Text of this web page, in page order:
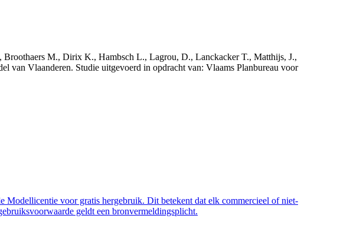
Broothaers M., Dirix K., Hambsch L., Lagrou, D., Lanckacker T., Matthijs, J.,
Vlaanderen. Studie uitgevoerd in opdracht van: Vlaams Planbureau voor
Modellicentie voor gratis hergebruik. Dit betekent dat elk commercieel of niet-
geldt een bronvermeldingsplicht.